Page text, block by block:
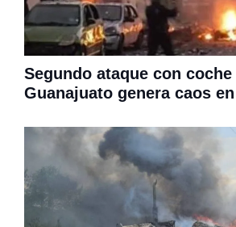
Segundo ataque con
Guanajuato genera caos